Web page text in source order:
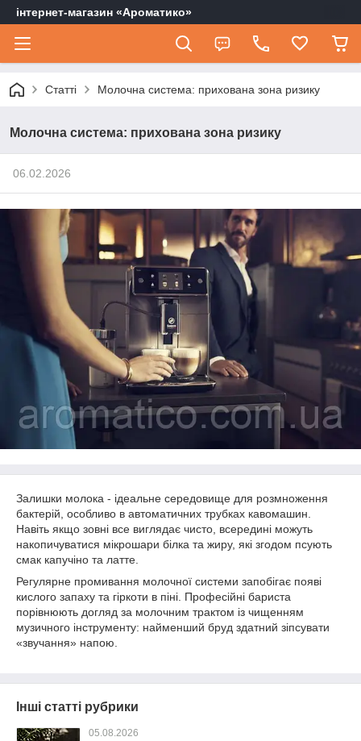
інтернет-магазин «Ароматико»
Статті Молочна система: прихована зона ризику
Молочна система: прихована зона ризику
06.02.2026
Залишки молока - ідеальне середовище для розмноження
бактерій, особливо в автоматичних трубках кавомашин.
Навіть якщо зовні все виглядає чисто, всередині можуть
накопичуватися мікрошари білка та жиру, які згодом псують
смак капучіно та латте.
Регулярне промивання молочної системи запобігає появі
кислого запаху та гіркоти в піні. Професійні бариста
порівнюють догляд за молочним трактом із чищенням
музичного інструменту: найменший бруд здатний зіпсувати
«звучання» напою.
Інші статті рубрики
05.08.2026